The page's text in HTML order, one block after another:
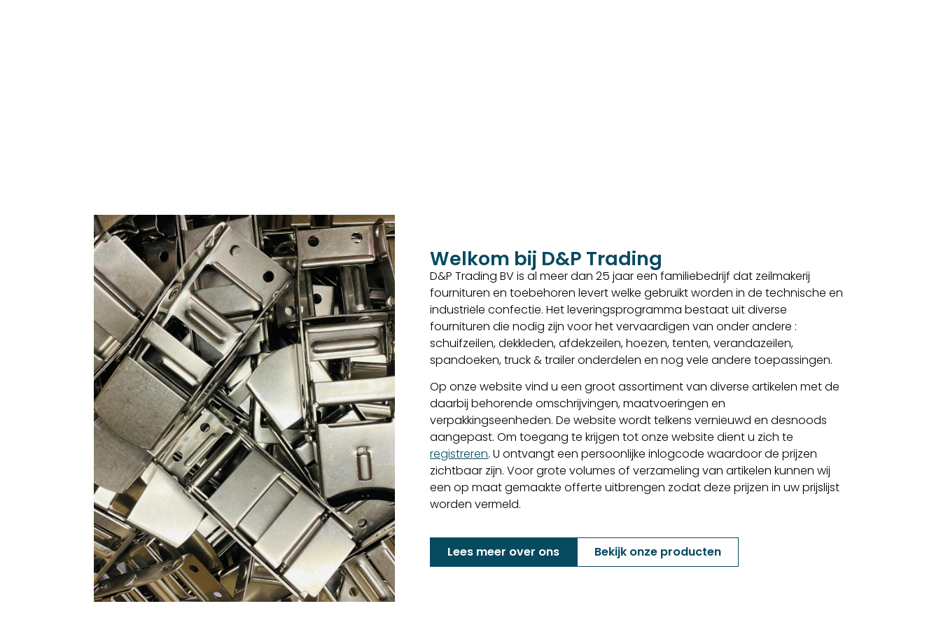
Welkom bij D&P Trading
D&P Trading BV is al meer dan 25 jaar een familiebedrijf dat zeilmakerij
fournituren en toebehoren levert welke gebruikt worden in de technische en
industriële confectie. Het leveringsprogramma bestaat uit diverse
fournituren die nodig zijn voor het vervaardigen van onder andere :
schuifzeilen, dekkleden, afdekzeilen, hoezen, tenten, verandazeilen,
spandoeken, truck & trailer onderdelen en nog vele andere toepassingen.
Op onze website vind u een groot assortiment van diverse artikelen met de
daarbij behorende omschrijvingen, maatvoeringen en
verpakkingseenheden. De website wordt telkens vernieuwd en desnoods
aangepast. Om toegang te krijgen tot onze website dient u zich te
registreren. U ontvangt een persoonlijke inlogcode waardoor de prijzen
zichtbaar zijn. Voor grote volumes of verzameling van artikelen kunnen wij
een op maat gemaakte offerte uitbrengen zodat deze prijzen in uw prijslijst
worden vermeld.
Lees meer over ons Bekijk onze producten